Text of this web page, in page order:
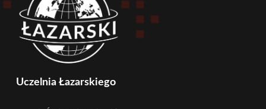
Uczelnia Łazarskiego